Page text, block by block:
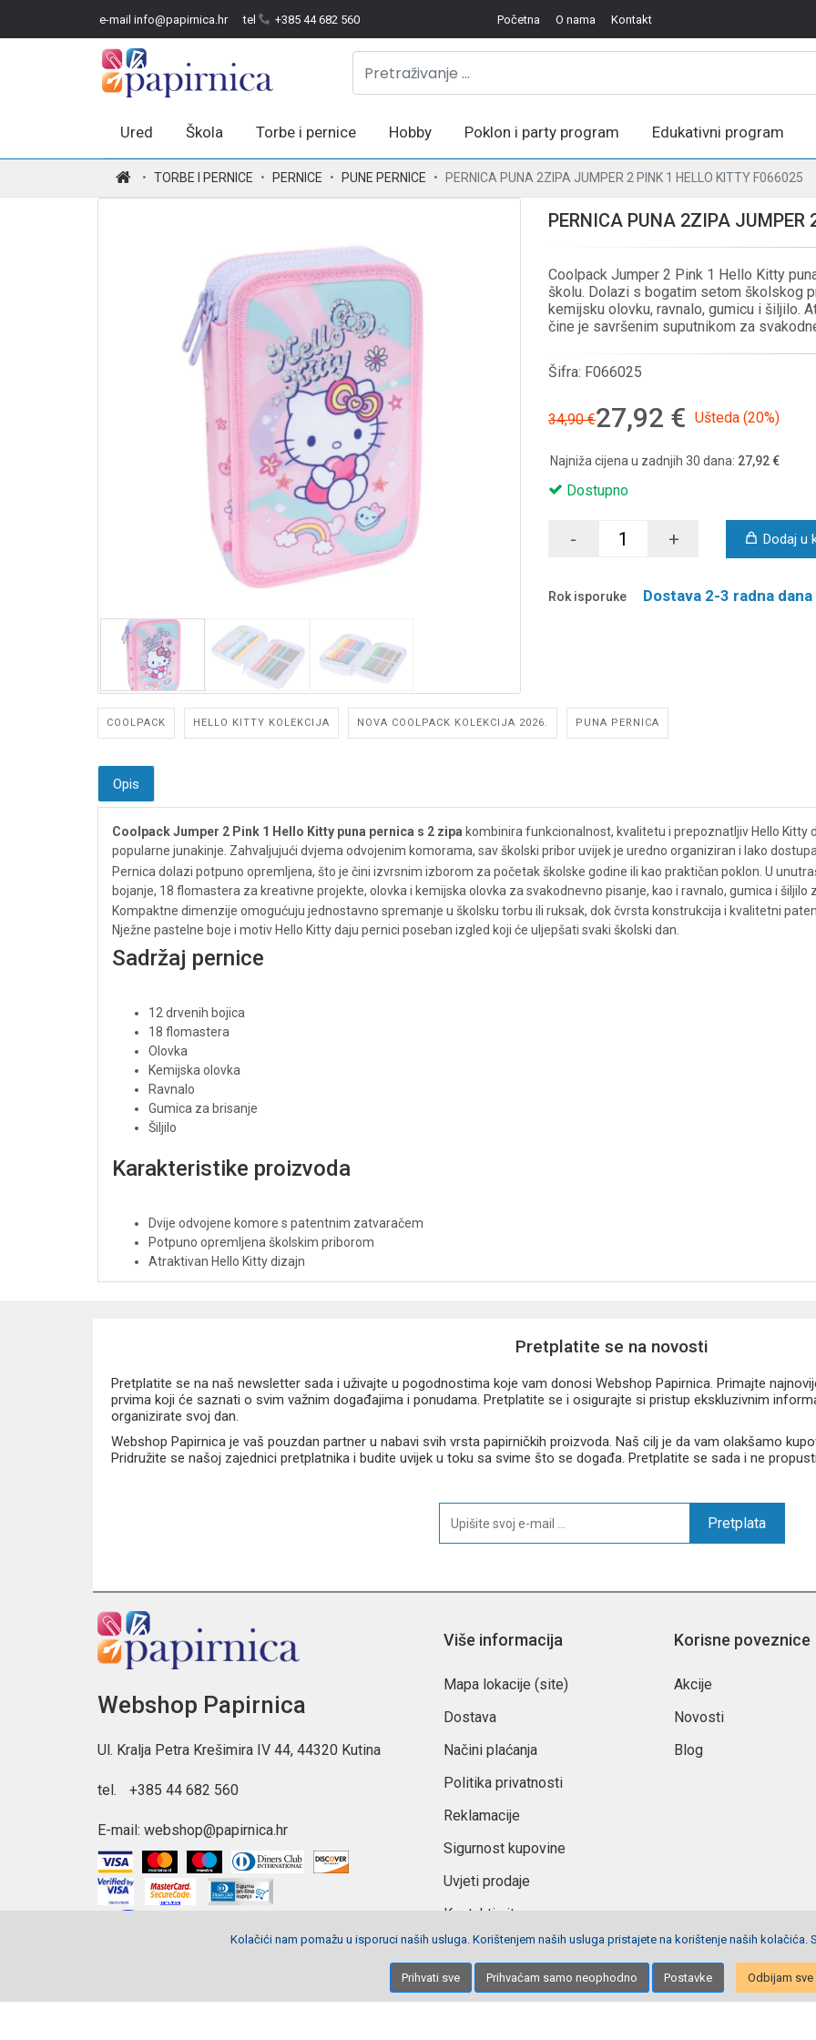
e-mail info@papirnica.hr tel +385 44 682 560 Početna O nama Kontakt
Ured Škola Torbe i pernice Hobby Poklon i party program Edukativni program
TORBE I PERNICE PERNICE PUNE PERNICE PERNICA PUNA 2ZIPA JUMPER 2 PINK 1 HELLO KITTY F066025
PERNICA PUNA 2ZIPA
Coolpack Jumper 2 Pink 1 Hello Kitty
školu. Dolazi s bogatim setom školskog
kemijsku olovku, ravnalo, gumicu i šiljilo.
čine je savršenim suputnikom za
Šifra: F066025
34,90 €27,92 € Ušteda (20%)
Najniža cijena u zadnjih 30 dana: 27,92 €
Dostupno
- + Dodaj u
Rok isporuke Dostava 2-3 radna dana
COOLPACK HELLO KITTY KOLEKCIJA NOVA COOLPACK KOLEKCIJA 2026. PUNA PERNICA
Opis
Coolpack Jumper 2 Pink 1 Hello Kitty puna pernica s 2 zipa kombinira funkcionalnost, kvalitetu i prepoznatljiv Hello Kitty
popularne junakinje. Zahvaljujući dvjema odvojenim komorama, sav školski pribor uvijek je uredno organiziran i lako
Pernica dolazi potpuno opremljena, što je čini izvrsnim izborom za početak školske godine ili kao praktičan poklon. U
bojanje, 18 flomastera za kreativne projekte, olovka i kemijska olovka za svakodnevno pisanje, kao i ravnalo, gumica i šiljilo
Kompaktne dimenzije omogućuju jednostavno spremanje u školsku torbu ili ruksak, dok čvrsta konstrukcija i kvalitetni
Nježne pastelne boje i motiv Hello Kitty daju pernici poseban izgled koji će uljepšati svaki školski dan.
Sadržaj pernice
12 drvenih bojica
18 flomastera
Olovka
Kemijska olovka
Ravnalo
Gumica za brisanje
Šiljilo
Karakteristike proizvoda
Dvije odvojene komore s patentnim zatvaračem
Potpuno opremljena školskim priborom
Atraktivan Hello Kitty dizajn
Kvalitetna i izdržljiva izrada
Dimenzije
19,5 x 12,5 x 5 cm
Organiziran raspored pribora zahvaljujući dvjema komorama
Coolpack Jumper 2 Pink 1 Hello Kitty puna pernica savršen je izbor za učenice koje žele uredno organiziran školski pribor,
mjestu.
Pretplatite se na novosti
Pretplatite se na naš newsletter sada i uživajte u pogodnostima koje vam donosi Webshop Papirnica. Primajte
prvima koji će saznati o svim važnim događajima i ponudama. Pretplatite se i osigurajte si pristup ekskluzivnim
organizirate svoj dan.
Webshop Papirnica je vaš pouzdan partner u nabavi svih vrsta papirničkih proizvoda. Naš cilj je da vam olakšamo
Pridružite se našoj zajednici pretplatnika i budite uvijek u toku sa svime što se događa. Pretplatite se sada i ne
Pretplata
Webshop Papirnica
Ul. Kralja Petra Krešimira IV 44, 44320 Kutina
tel. +385 44 682 560
E-mail: webshop@papirnica.hr
Više informacija
Mapa lokacije (site)
Dostava
Načini plaćanja
Politika privatnosti
Reklamacije
Sigurnost kupovine
Uvjeti prodaje
Kontaktirajte nas
Postavke privola
Korisne poveznice
Akcije
Novosti
Blog
Kolačići nam pomažu u isporuci naših usluga. Korištenjem naših usluga pristajete na korištenje naših kolačića.
Prihvati sve Prihvaćam samo neophodno Postavke Odbijam sve